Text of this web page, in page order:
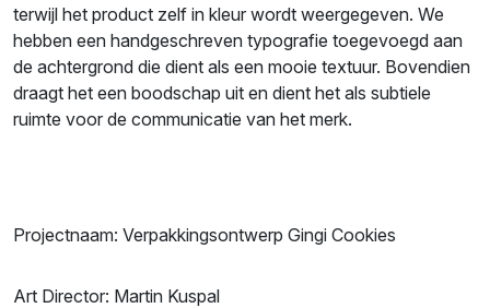
terwijl het product zelf in kleur wordt weergegeven. We
hebben een handgeschreven typografie toegevoegd aan
de achtergrond die dient als een mooie textuur. Bovendien
draagt het een boodschap uit en dient het als subtiele
ruimte voor de communicatie van het merk.
Projectnaam: Verpakkingsontwerp Gingi Cookies
Art Director: Martin Kuspal